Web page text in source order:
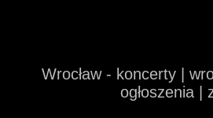
Wrocław - koncerty |
ogłoszenia |